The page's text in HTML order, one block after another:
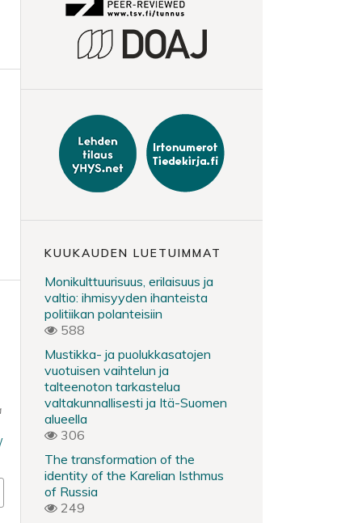
KUUKAUDEN LUETUIMMAT
Monikulttuurisuus, erilaisuus ja
valtio: ihmisyyden ihanteista
politiikan polanteisiin
588
Mustikka- ja puolukkasatojen
vuotuisen vaihtelun ja
talteenoton tarkastelua
valtakunnallisesti ja Itä-Suomen
alueella
306
The transformation of the
identity of the Karelian Isthmus
of Russia
249